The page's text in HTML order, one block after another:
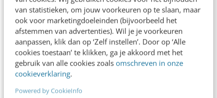
van statistieken, om jouw voorkeuren op te slaan, maar
ook voor marketingdoeleinden (bijvoorbeeld het
afstemmen van advertenties). Wil je je voorkeuren
aanpassen, klik dan op ‘Zelf instellen’. Door op ‘Alle
cookies toestaan’ te klikken, ga je akkoord met het
gebruik van alle cookies zoals omschreven in onze
cookieverklaring.
Powered by CookieInfo
voordelige manier om sites weer te geven op
het legio aan beeldschermen. Maar hoe kun je
perfectie behalen, als er om de zoveel tijd
weer devices bij komen? Is het mogelijk om via
deze breekpunten perfectie te behalen op alle
apparaten? Tijd voor een kleine casestudy!